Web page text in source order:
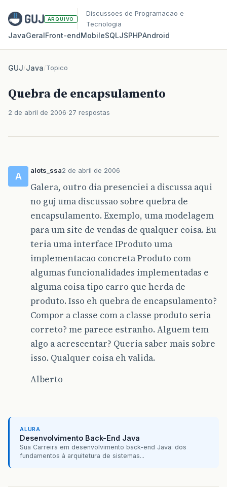
ARQUIVO
Discussoes de Programacao e
Tecnologia
JavaGeralFront‑endMobileSQLJSPHPAndroid
GUJ/Java/Topico
Quebra de encapsulamento
2 de abril de 2006 27 respostas
A
alots_ssa2 de abril de 2006
Galera, outro dia presenciei a discussa aqui
no guj uma discussao sobre quebra de
encapsulamento. Exemplo, uma modelagem
para um site de vendas de qualquer coisa. Eu
teria uma interface IProduto uma
implementacao concreta Produto com
algumas funcionalidades implementadas e
alguma coisa tipo carro que herda de
produto. Isso eh quebra de encapsulamento?
Compor a classe com a classe produto seria
correto? me parece estranho. Alguem tem
algo a acrescentar? Queria saber mais sobre
isso. Qualquer coisa eh valida.
Alberto
ALURA
Desenvolvimento Back-End Java
Sua Carreira em desenvolvimento back-end Java: dos
fundamentos à arquitetura de sistemas...